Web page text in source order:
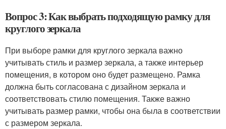
Вопрос 3: Как выбрать подходящую рамку для
круглого зеркала
При выборе рамки для круглого зеркала важно
учитывать стиль и размер зеркала, а также интерьер
помещения, в котором оно будет размещено. Рамка
должна быть согласована с дизайном зеркала и
соответствовать стилю помещения. Также важно
учитывать размер рамки, чтобы она была в соответствии
с размером зеркала.